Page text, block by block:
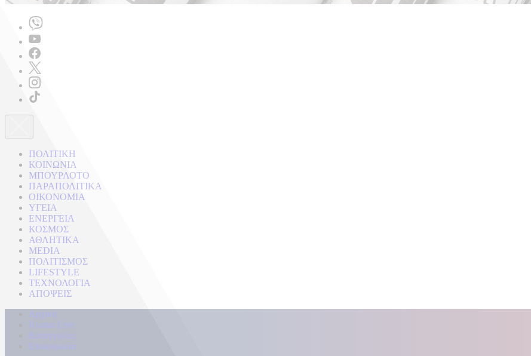
ΠΟΛΙΤΙΚΗ
ΚΟΙΝΩΝΙΑ
ΜΠΟΥΡΛΟΤΟ
ΠΑΡΑΠΟΛΙΤΙΚΑ
ΟΙΚΟΝΟΜΙΑ
ΥΓΕΙΑ
ΕΝΕΡΓΕΙΑ
ΚΟΣΜΟΣ
ΑΘΛΗΤΙΚΑ
MEDIA
ΠΟΛΙΤΙΣΜΟΣ
LIFESTYLE
ΤΕΧΝΟΛΟΓΙΑ
ΑΠΟΨΕΙΣ
Αρχική
Kontra Live
Καταγγελίες
Επικοινωνία